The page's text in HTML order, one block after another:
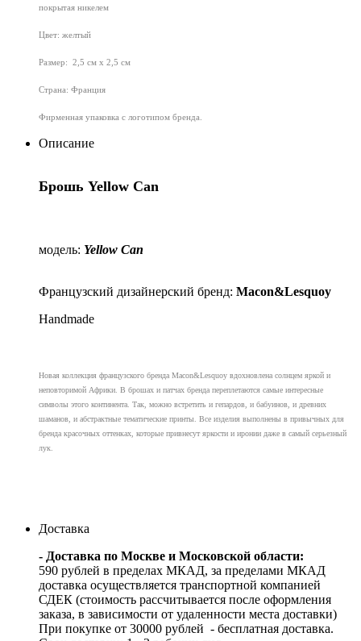
покрытая никелем
Цвет: желтый
Размер: 2,5 см х 2,5 см
Страна: Франция
Фирменная упаковка с логотипом бренда.
Описание
Брошь Yellow Can
модель: Yellow Can
Французский дизайнерский бренд: Macon&Lesquoy
Handmade
Новая коллекция французского бренда Macon&Lesquoy вдохновлена солнцем яркой и
неповторимой Африки. В брошах и патчах бренда переплетаются самые интересные
символы этого континента. Так, можно встретить и гепардов, и бабуинов, и древних
шаманов, и абстрактные тематические принты. Все изделия выполнены в привычных для
бренда красочных оттенках, которые привнесут яркости и иронии даже в самый серьезный
лук.
Доставка
- Доставка по Москве и Московской области:
590 рублей в пределах МКАД, за пределами МКАД
доставка осуществляется транспортной компанией
СДЕК (стоимость рассчитывается после оформления
заказа, в зависимости от удаленности места доставки)
При покупке от 30000 рублей - бесплатная доставка.